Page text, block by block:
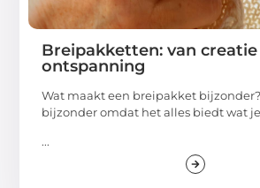
Breipakketten: van
ontspanning
Wat maakt een breipakket
bijzonder omdat het alles biedt wat
...